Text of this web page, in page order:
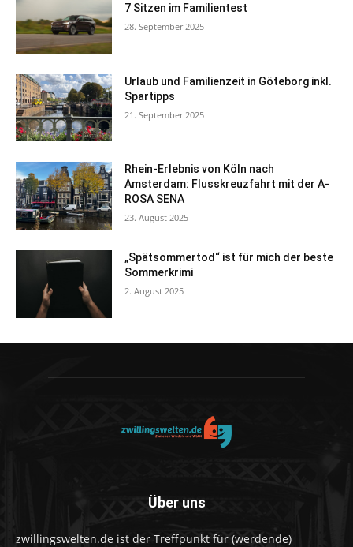
7 Sitzen im Familientest
28. September 2025
Urlaub und Familienzeit in Göteborg inkl.
Spartipps
21. September 2025
Rhein-Erlebnis von Köln nach
Amsterdam: Flusskreuzfahrt mit der A-
ROSA SENA
23. August 2025
„Spätsommertod“ ist für mich der beste
Sommerkrimi
2. August 2025
Über uns
zwillingswelten.de ist der Treffpunkt für (werdende)